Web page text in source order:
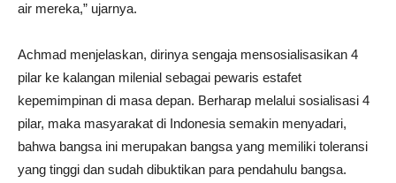
air mereka,” ujarnya.
Achmad menjelaskan, dirinya sengaja mensosialisasikan 4
pilar ke kalangan milenial sebagai pewaris estafet
kepemimpinan di masa depan. Berharap melalui sosialisasi 4
pilar, maka masyarakat di Indonesia semakin menyadari,
bahwa bangsa ini merupakan bangsa yang memiliki toleransi
yang tinggi dan sudah dibuktikan para pendahulu bangsa.